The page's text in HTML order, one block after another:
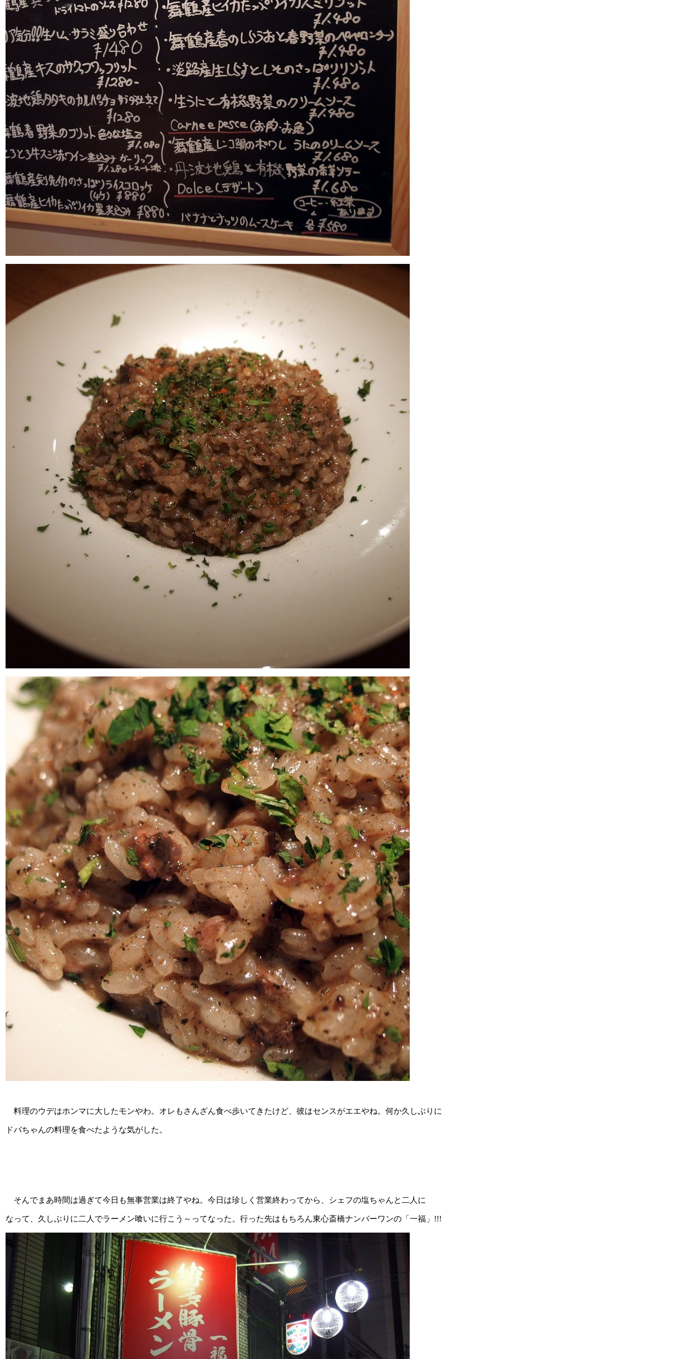
料理のウデはホンマに大したモンやわ。オレもさんざん食べ歩いてきたけど、彼はセンスがエエやね。何か久しぶりに
ドバちゃんの料理を食べたような気がした。
そんでまあ時間は過ぎて今日も無事営業は終了やね。今日は珍しく営業終わってから、シェフの塩ちゃんと二人に
なって、久しぶりに二人でラーメン喰いに行こう～ってなった。行った先はもちろん東心斎橋ナンバーワンの「一福」!!!